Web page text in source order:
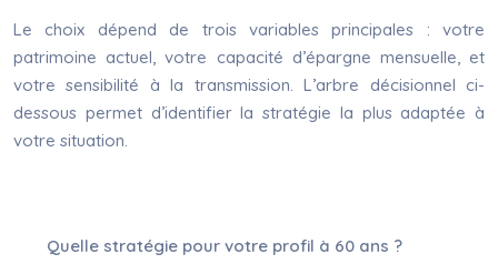
Le choix dépend de trois variables principales : votre
patrimoine actuel, votre capacité d’épargne mensuelle, et
votre sensibilité à la transmission. L’arbre décisionnel ci-
dessous permet d’identifier la stratégie la plus adaptée à
votre situation.
Quelle stratégie pour votre profil à 60 ans ?